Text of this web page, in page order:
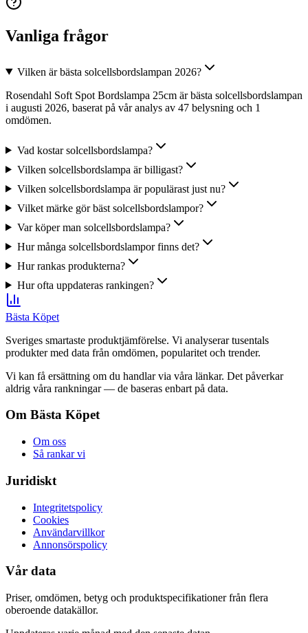
Vanliga frågor
Vilken är bästa solcellsbordslampan 2026?
Rosendahl Soft Spot Bordslampa 25cm är bästa solcellsbordslampan
i augusti 2026, baserat på vår analys av 47 belysning och 1
omdömen.
Vad kostar solcellsbordslampa?
Vilken solcellsbordslampa är billigast?
Vilken solcellsbordslampa är populärast just nu?
Vilket märke gör bäst solcellsbordslampor?
Var köper man solcellsbordslampa?
Hur många solcellsbordslampor finns det?
Hur rankas produkterna?
Hur ofta uppdateras rankingen?
Bästa Köpet
Sveriges smartaste produktjämförelse. Vi analyserar tusentals
produkter med data från omdömen, popularitet och trender.
Vi kan få ersättning om du handlar via våra länkar. Det påverkar
aldrig våra rankningar — de baseras enbart på data.
Om Bästa Köpet
Om oss
Så rankar vi
Juridiskt
Integritetspolicy
Cookies
Användarvillkor
Annonsörspolicy
Vår data
Priser, omdömen, betyg och produktspecifikationer från flera
oberoende datakällor.